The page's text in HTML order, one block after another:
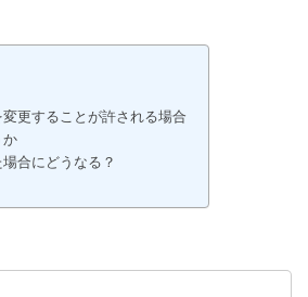
更することが許される場合
合にどうなる？